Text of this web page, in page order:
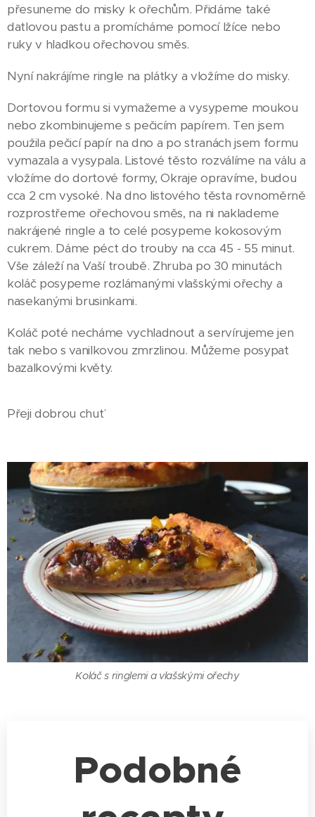
přesuneme do misky k ořechům. Přidáme také
datlovou pastu a promícháme pomocí lžíce nebo
ruky v hladkou ořechovou směs.
Nyní nakrájíme ringle na plátky a vložíme do misky.
Dortovou formu si vymažeme a vysypeme moukou
nebo zkombinujeme s pečicím papírem. Ten jsem
použila pečicí papír na dno a po stranách jsem formu
vymazala a vysypala. Listové těsto rozválíme na válu a
vložíme do dortové formy, Okraje opravíme, budou
cca 2 cm vysoké. Na dno listového těsta rovnoměrně
rozprostřeme ořechovou směs, na ni naklademe
nakrájené ringle a to celé posypeme kokosovým
cukrem. Dáme péct do trouby na cca 45 - 55 minut.
Vše záleží na Vaší troubě. Zhruba po 30 minutách
koláč posypeme rozlámanými vlašskými ořechy a
nasekanými brusinkami.
Koláč poté necháme vychladnout a servírujeme jen
tak nebo s vanilkovou zmrzlinou. Můžeme posypat
bazalkovými květy.
Přeji dobrou chuť
Koláč s ringlemi a vlašskými ořechy
Podobné